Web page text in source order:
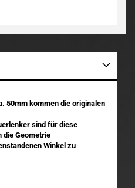
50mm kommen die originalen
sind für diese
die Geometrie
Winkel zu